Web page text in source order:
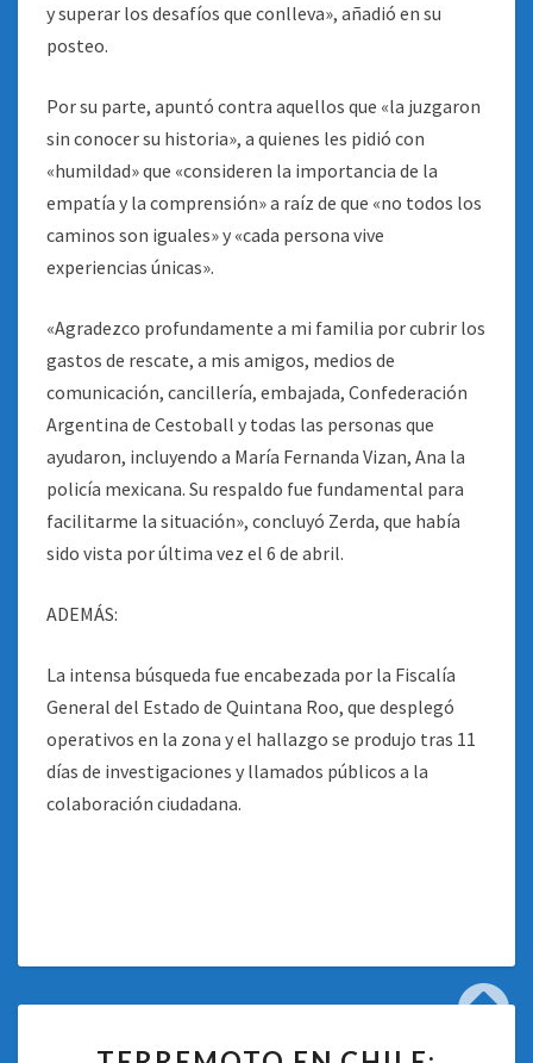
y superar los desafíos que conlleva», añadió en su
posteo.
Por su parte, apuntó contra aquellos que «la juzgaron
sin conocer su historia», a quienes les pidió con
«humildad» que «consideren la importancia de la
empatía y la comprensión» a raíz de que «no todos los
caminos son iguales» y «cada persona vive
experiencias únicas».
«Agradezco profundamente a mi familia por cubrir los
gastos de rescate, a mis amigos, medios de
comunicación, cancillería, embajada, Confederación
Argentina de Cestoball y todas las personas que
ayudaron, incluyendo a María Fernanda Vizan, Ana la
policía mexicana. Su respaldo fue fundamental para
facilitarme la situación», concluyó Zerda, que había
sido vista por última vez el 6 de abril.
ADEMÁS:
La intensa búsqueda fue encabezada por la Fiscalía
General del Estado de Quintana Roo, que desplegó
operativos en la zona y el hallazgo se produjo tras 11
días de investigaciones y llamados públicos a la
colaboración ciudadana.